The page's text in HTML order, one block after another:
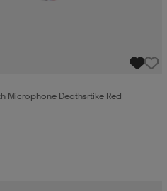
Microphone Deathsrtike Red